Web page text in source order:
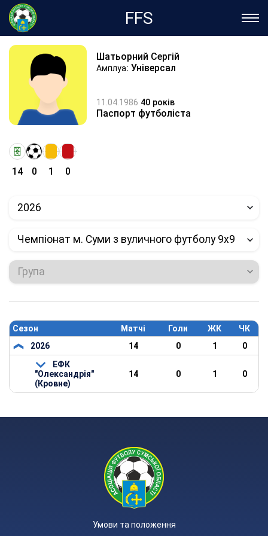
FFS
Шатьорний Сергій
Амплуа: Універсал
11.04.1986 40 років
Паспорт футболіста
14 0 1 0
2026
Чемпіонат м. Суми з вуличного футболу 9х9
Група
Сезон Матчі Голи ЖК
ЧК
2026
14 0 1
0
ЕФК
"Олександрія"
(Кровне)
14 0 1 0
Умови та положення